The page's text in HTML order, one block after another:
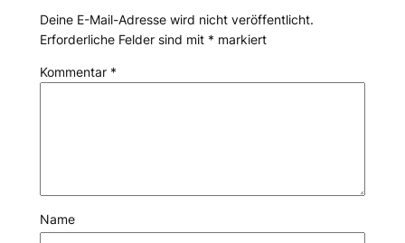
Deine E-Mail-Adresse wird nicht veröffentlicht.
Erforderliche Felder sind mit * markiert
Kommentar *
Name